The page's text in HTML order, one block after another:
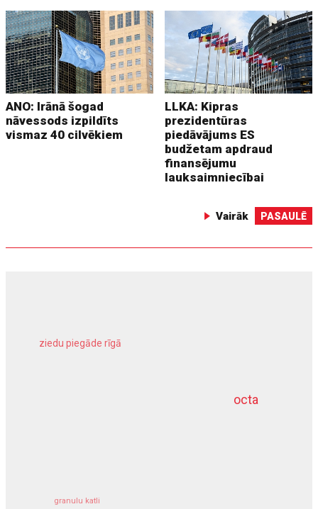
ANO: Irānā šogad
nāvessods izpildīts
vismaz 40 cilvēkiem
LLKA: Kipras
prezidentūras
piedāvājums ES
budžetam apdraud
finansējumu
lauksaimniecībai
Vairāk PASAULĒ
octa
ziedu piegāde rīgā
granulu katli
dziļurbums